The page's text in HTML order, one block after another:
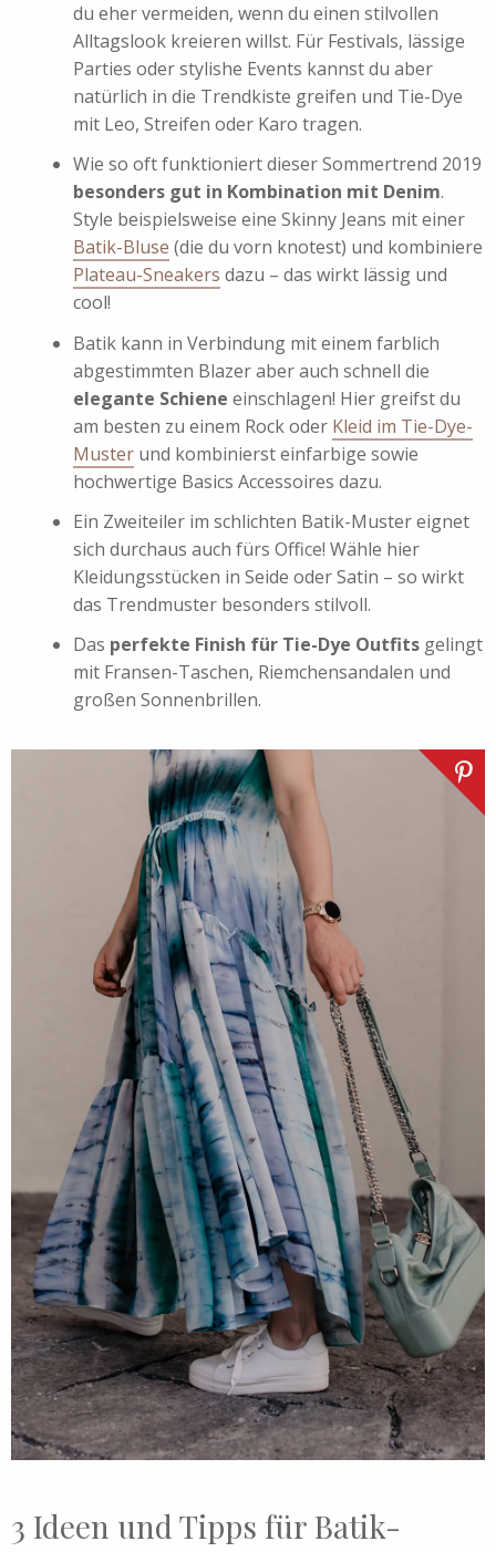
du eher vermeiden, wenn du einen stilvollen
Alltagslook kreieren willst. Für Festivals, lässige
Parties oder stylishe Events kannst du aber
natürlich in die Trendkiste greifen und Tie-Dye
mit Leo, Streifen oder Karo tragen.
Wie so oft funktioniert dieser Sommertrend 2019
besonders gut in Kombination mit Denim.
Style beispielsweise eine Skinny Jeans mit einer
Batik-Bluse (die du vorn knotest) und kombiniere
Plateau-Sneakers dazu – das wirkt lässig und
cool!
Batik kann in Verbindung mit einem farblich
abgestimmten Blazer aber auch schnell die
elegante Schiene einschlagen! Hier greifst du
am besten zu einem Rock oder Kleid im Tie-Dye-
Muster und kombinierst einfarbige sowie
hochwertige Basics Accessoires dazu.
Ein Zweiteiler im schlichten Batik-Muster eignet
sich durchaus auch fürs Office! Wähle hier
Kleidungsstücken in Seide oder Satin – so wirkt
das Trendmuster besonders stilvoll.
Das perfekte Finish für Tie-Dye Outfits gelingt
mit Fransen-Taschen, Riemchensandalen und
großen Sonnenbrillen.
3 Ideen und Tipps für Batik-